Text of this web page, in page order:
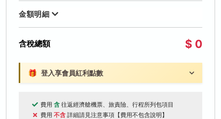
金額明細
含稅總額 $ 0
🎁 登入享會員紅利點數
費用 含 往返經濟艙機票、旅責險、行程所列包項目
費用 不含 詳細請見注意事項【費用不包含說明】